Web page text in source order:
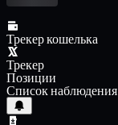
Трекер кошелька
Трекер
Позиции
Список наблюдения